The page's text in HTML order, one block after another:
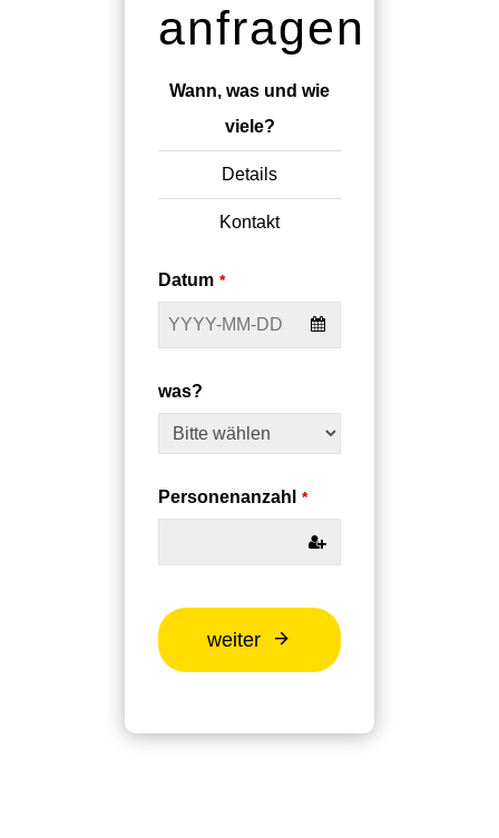
anfragen
Wann, was und wie
viele?
Details
Kontakt
Datum *
was?
Personenanzahl *
weiter